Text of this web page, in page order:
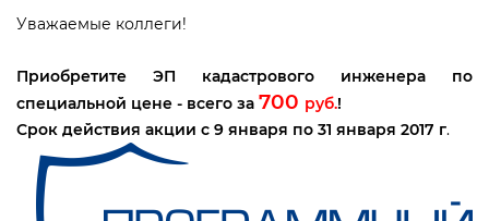
Уважаемые коллеги!
Приобретите ЭП кадастрового инженера по
специальной цене - сего за 700 руб.!
Срок действия акции с 9 января по 31 января 2017.